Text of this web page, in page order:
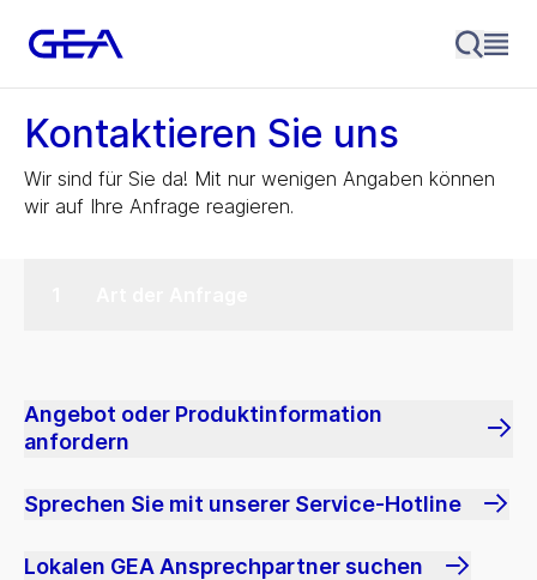
Kontaktieren Sie uns
Wir sind für Sie da! Mit nur wenigen Angaben können
wir auf Ihre Anfrage reagieren.
Angebot oder Produktinformation
anfordern
Sprechen Sie mit unserer Service-Hotline
Lokalen GEA Ansprechpartner suchen